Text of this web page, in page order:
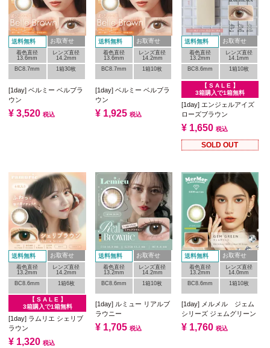
送料無料 お取寄せ
着色直径
13.6mm
レンズ直径
14.2mm
BC8.7mm
1箱30枚
[1day] ベルミー ベルブラ
ウン
¥ 3,520 税込
送料無料 お取寄せ
着色直径
13.6mm
レンズ直径
14.2mm
BC8.7mm
1箱10枚
[1day] ベルミー ベルブラ
ウン
¥ 1,925 税込
送料無料 お取寄せ
着色直径
13.2mm
レンズ直径
14.1mm
BC8.6mm
1箱10枚
【 S A L E 】
3箱購入で1箱無料
[1day] エンジェルアイズ
ローズブラウン
¥ 1,650 税込
SOLD OUT
送料無料 お取寄せ
着色直径
13.2mm
レンズ直径
14.2mm
BC8.6mm
1箱6枚
【 S A L E 】
3箱購入で1箱無料
[1day] ラムリエ シェリブ
ラウン
¥ 1,320 税込
送料無料 お取寄せ
着色直径
13.2mm
レンズ直径
14.2mm
BC8.6mm
1箱10枚
[1day] ルミュー リアルブ
ラウニー
¥ 1,705 税込
送料無料 お取寄せ
着色直径
13.2mm
レンズ直径
14.0mm
BC8.6mm
1箱10枚
[1day] メルメル ジェム
シリーズ ジェムグリーン
¥ 1,760 税込